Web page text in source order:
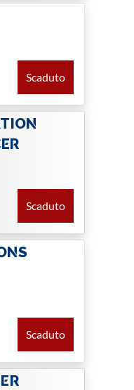
Scaduto
Scaduto
Scaduto